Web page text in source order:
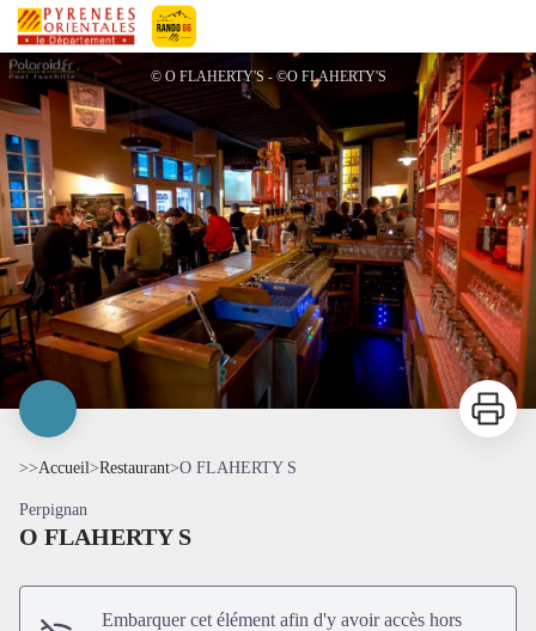
Pyrénées-Orientales Le Département
O FLAHERTY S
© O FLAHERTY'S - ©O FLAHERTY'S
Imprimer
>>Accueil>Restaurant>O FLAHERTY S
Perpignan
O FLAHERTY S
Embarquer cet élément afin d'y avoir accès hors